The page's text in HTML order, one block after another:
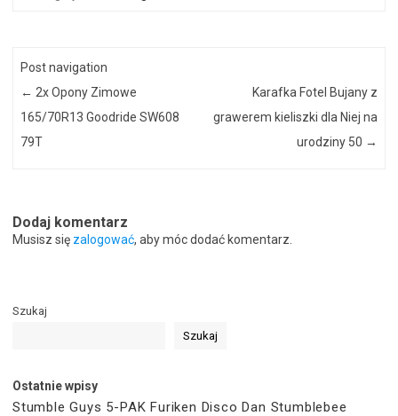
Post navigation
← 2x Opony Zimowe
165/70R13 Goodride SW608
79T
Karafka Fotel Bujany z
grawerem kieliszki dla Niej na
urodziny 50 →
Dodaj komentarz
Musisz się zalogować, aby móc dodać komentarz.
Szukaj
Szukaj
Ostatnie wpisy
Stumble Guys 5-PAK Furiken Disco Dan Stumblebee